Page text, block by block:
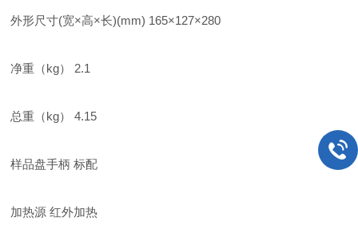
外形尺寸(宽×高×长)(mm) 165×127×280
净重（kg） 2.1
总重（kg） 4.15
样品盘手柄 标配
加热源 红外加热